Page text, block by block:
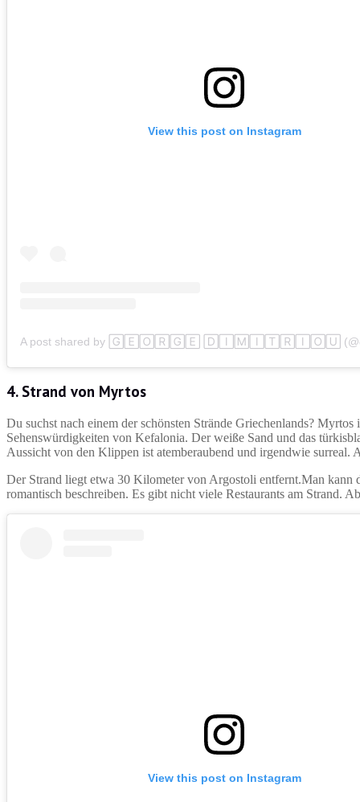
View this post on Instagram
4. Strand von Myrtos
Du suchst nach einem der schönsten Strände Griechenlands?
Sehenswürdigkeiten von Kefalonia. Der weiße Sand und das
Aussicht von den Klippen ist atemberaubend und irgendwie surreal.
Der Strand liegt etwa 30 Kilometer von Argostoli entfernt.Man kann
romantisch beschreiben. Es gibt nicht viele Restaurants am Strand.
View this post on Instagram